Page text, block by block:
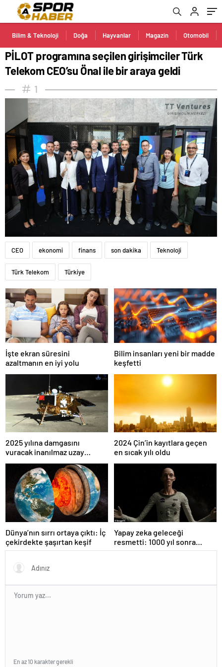
Bilim & Teknoloji Doğa Hayvanlar Magazin Otomobil
PİLOT programına seçilen girişimciler Türk
Telekom CEO’su Önal ile bir araya geldi
1
CEO ekonomi finans son dakika Teknoloji
Türk Telekom Türkiye
İşte ekran süresini
azaltmanın en iyi yolu
Bilim insanları yeni bir madde
keşfetti
2025 yılına damgasını
vuracak inanılmaz uzay
görevleri
2024 Çin’in kayıtlara geçen
en sıcak yılı oldu
Dünya’nın sırrı ortaya çıktı: İç
çekirdekte şaşırtan keşif
Yapay zeka geleceği
resmetti: 1000 yıl sonra
insanlar neye benzeyecek?
En az 10 karakter gerekli